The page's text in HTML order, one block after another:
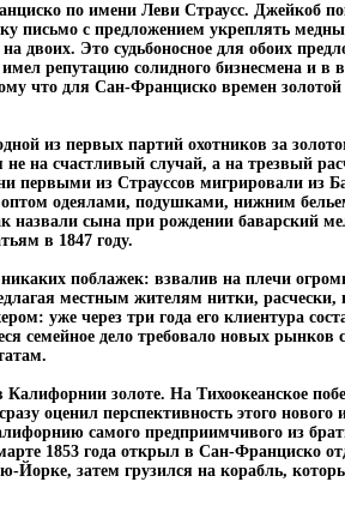
по имени Леви Страусс. Джейкоб
письмо с предложением укреплять
двоих. Это судьбоносное для обоих
репутацию солидного бизнесмена и в
что для Сан-Франциско времен золотой
из первых партий охотников за
на счастливый случай, а на трезвый
первыми из Страуссов мигрировали из
одеялами, подушками, нижним
назвали сына при рождении баварский
в 1847 году.
поблажек: взвалив на плечи
местным жителям нитки,
уже через три года его клиентура
семейное дело требовало новых рынков
золоте. На Тихоокеанское
оценил перспективность этого нового
самого предприимчивого из
1853 года открыл в Сан-Франциско
затем грузился на корабль,